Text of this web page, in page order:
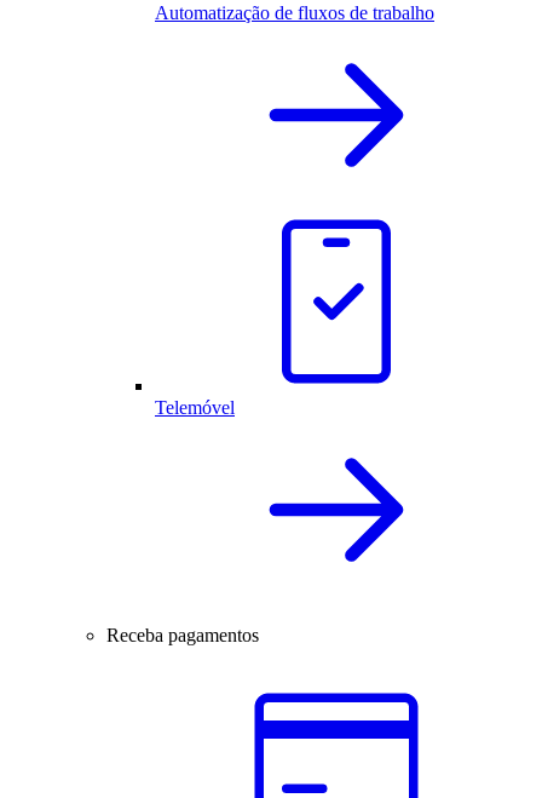
Automatização de fluxos de trabalho
Telemóvel
Receba pagamentos